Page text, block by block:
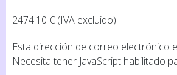
2474.10 € (IVA excluido)
Esta dirección de correo electrónico
Necesita tener JavaScript habilitado